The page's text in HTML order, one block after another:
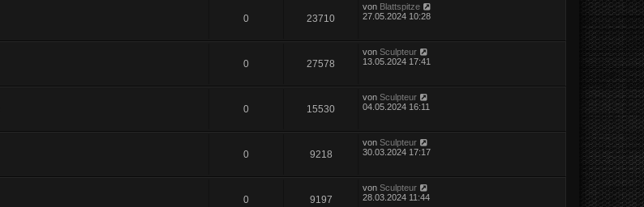
0 23710
von Blattspitze
27.05.2024 10:28
0 27578
von Sculpteur
13.05.2024 17:41
0 15530
von Sculpteur
04.05.2024 16:11
0 9218
von Sculpteur
30.03.2024 17:17
0 9197
von Sculpteur
28.03.2024 11:44